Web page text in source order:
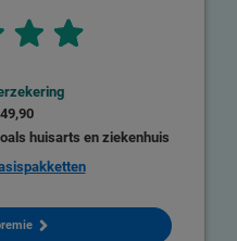
huisarts en ziekenhuis